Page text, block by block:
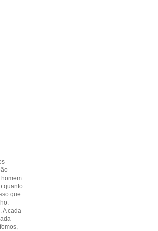
homem
quanto
que
A cada